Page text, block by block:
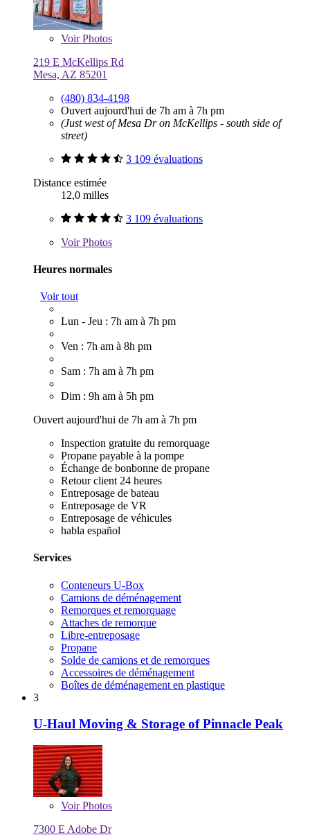
VoirPhotos
219 E McKellips Rd
Mesa, AZ 85201
(480) 834-4198
Ouvert aujourd'hui de 7h am à 7h pm
(Just west of Mesa Dr on McKellips - south side of
street)
3 109 évaluations
Distance estimée
12,0 milles
3 109 évaluations
VoirPhotos
Heures normales
Voir tout
Lun - Jeu : 7h am à 7h pm
Ven : 7h am à 8h pm
Sam : 7h am à 7h pm
Dim : 9h am à 5h pm
Ouvert aujourd'hui de 7h am à 7h pm
Inspection gratuite du remorquage
Propane payable à la pompe
Échange de bonbonne de propane
Retour client 24 heures
Entreposage de bateau
Entreposage de VR
Entreposage de véhicules
habla español
Services
Conteneurs U-Box
Camions de déménagement
Remorques et remorquage
Attaches de remorque
Libre-entreposage
Propane
Solde de camions et de remorques
Accessoires de déménagement
Boîtes de déménagement en plastique
3
U-Haul Moving & Storage of Pinnacle Peak
VoirPhotos
7300 E Adobe Dr